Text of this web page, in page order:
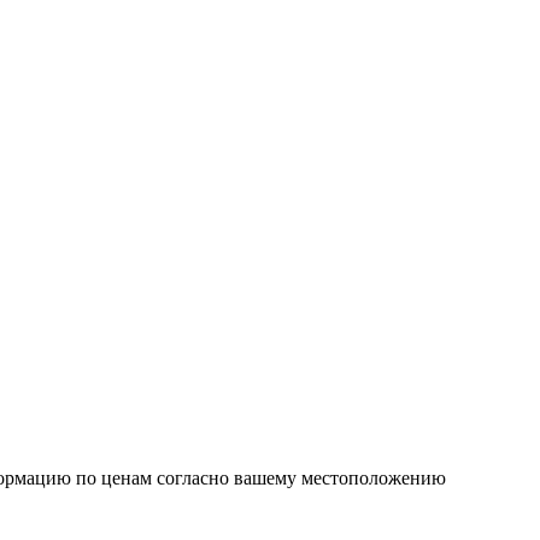
по ценам согласно вашему местоположению